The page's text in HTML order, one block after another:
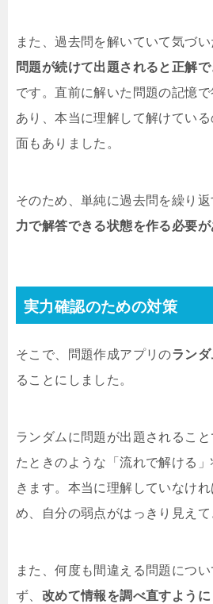
また、過去問を解いていて気づい
問題が続けて出題されると正解で
です。直前に解いた問題の記憶
あり、本当に理解して解けてい
面もありました。
そのため、単純に過去問を繰り
力で解答できる状態を作る必要が
実力確認のための対策
そこで、問題作成アプリのラン
ることにしました。
ランダムに問題が出題されるこ
たときのような「流れで解ける
きます。本当に理解していなけ
め、自分の弱点がはっきり見えて
また、何度も間違える問題につ
ず、 改めて情報を調べ直すよう